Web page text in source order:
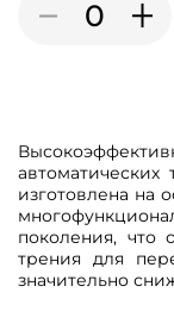
автоматических
изготовлена на
поколения, что
трения для
значительно